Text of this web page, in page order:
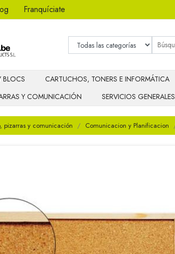
Franquíciate
BLOCS CARTUCHOS, TONERS E INFORMÁTICA
Y COMUNICACIÓN
SERVICIOS GENERALES
pizarras y comunicación Comunicacion y Planificacion